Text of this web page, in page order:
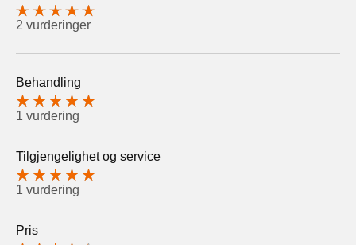
2 vurderinger
Behandling
1 vurdering
Tilgjengelighet og service
1 vurdering
Pris